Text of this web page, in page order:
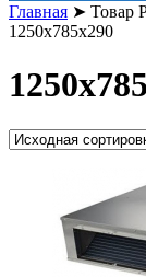
Главная ➤ Товар
1250x785x290